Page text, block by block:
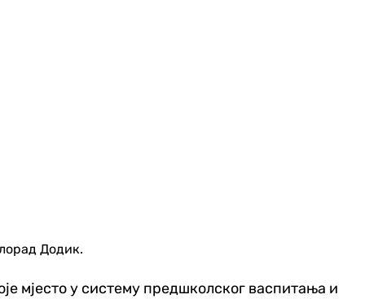
Додик.
мјесто у систему предшколског васпитања и